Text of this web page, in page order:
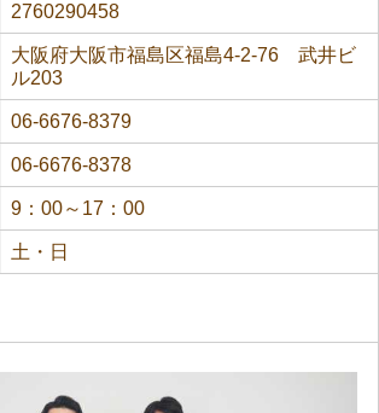
2760290458
大阪府大阪市福島区福島4-2-76 武井ビ
ル203
06-6676-8379
06-6676-8378
9：00～17：00
土・日